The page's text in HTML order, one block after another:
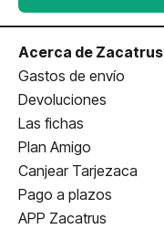
Acerca de Zacatrus
Gastos de envío
Devoluciones
Las fichas
Plan Amigo
Canjear Tarjezaca
Pago a plazos
APP Zacatrus